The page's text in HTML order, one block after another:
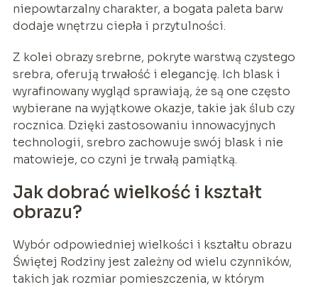
niepowtarzalny charakter, a bogata paleta barw
dodaje wnętrzu ciepła i przytulności.
Z kolei obrazy srebrne, pokryte warstwą czystego
srebra, oferują trwałość i elegancję. Ich blask i
wyrafinowany wygląd sprawiają, że są one często
wybierane na wyjątkowe okazje, takie jak ślub czy
rocznica. Dzięki zastosowaniu innowacyjnych
technologii, srebro zachowuje swój blask i nie
matowieje, co czyni je trwałą pamiątką.
Jak dobrać wielkość i kształt
obrazu?
Wybór odpowiedniej wielkości i kształtu obrazu
Świętej Rodziny jest zależny od wielu czynników,
takich jak rozmiar pomieszczenia, w którym